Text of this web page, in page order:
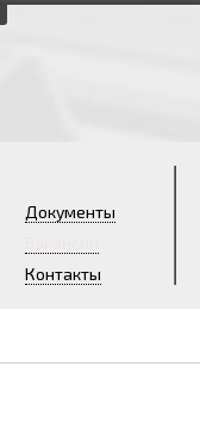
Документы
Контакты